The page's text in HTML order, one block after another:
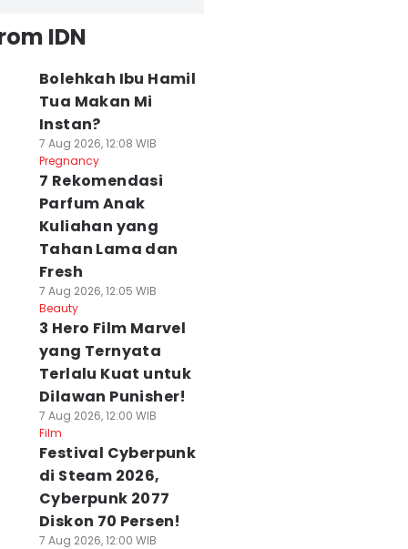
IDN
Bolehkah Ibu Hamil
Tua Makan Mi
Instan?
7 Aug 2026, 12:08 WIB
Pregnancy
7 Rekomendasi
Parfum Anak
Kuliahan yang
Tahan Lama dan
Fresh
7 Aug 2026, 12:05 WIB
Beauty
3 Hero Film Marvel
yang Ternyata
Terlalu Kuat untuk
Dilawan Punisher!
7 Aug 2026, 12:00 WIB
Film
Festival Cyberpunk
di Steam 2026,
Cyberpunk 2077
Diskon 70 Persen!
7 Aug 2026, 12:00 WIB